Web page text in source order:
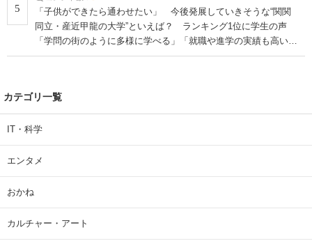
5
「子供ができたら通わせたい」 今後発展していきそうな“関関
同立・産近甲龍の大学”といえば？ ランキング1位に学生の声
「学問の街のように多様に学べる」「就職や進学の実績も高い」
| 大学 ねとらぼリサーチ
カテゴリ一覧
IT・科学
エンタメ
おかね
カルチャー・アート